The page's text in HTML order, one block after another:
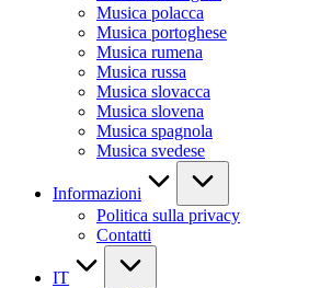
Musica polacca
Musica portoghese
Musica rumena
Musica russa
Musica slovacca
Musica slovena
Musica spagnola
Musica svedese
Informazioni
Politica sulla privacy
Contatti
IT